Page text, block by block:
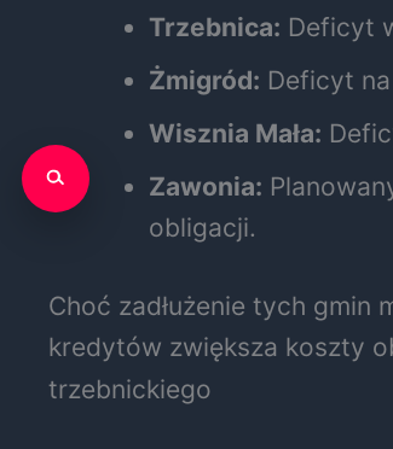
Trzebnica: Deficyt
Żmigród: Deficyt
Wisznia Mała:
Zawonia:
obligacji.
Choć zadłużenie tych
kredytów zwiększa koszty
trzebnickiego